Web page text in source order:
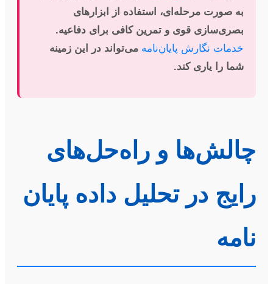
به صورت مرحله‌ای، استفاده از ابزارهای
بصری‌سازی قوی و تمرین کافی برای دفاعیه.
خدمات نگارش پایان‌نامه می‌تواند در این زمینه
شما را یاری کند.
چالش‌ها و راه‌حل‌های
رایج در تحلیل داده پایان
نامه